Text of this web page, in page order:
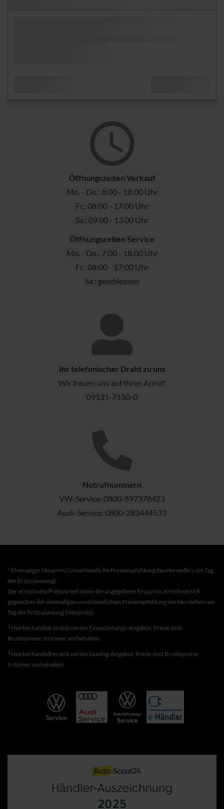
Öffnungszeiten Verkauf
Mo. - Do.: 8:00 - 18:00 Uhr
Fr.: 08:00 - 17:00 Uhr
Sa.: 09.00 - 13.00 Uhr
Öffnungszeiten Service
Mo. - Do.: 7:00 - 18:00 Uhr
Fr.: 08:00 - 17:00 Uhr
Sa.: geschlossen
Ihr telefonischer Draht zu uns
Wir freuen uns auf Ihren Anruf!
09131-7150-0
Notrufnummern
VW-Service: 0800-897378423
Audi-Service: 0800-283444533
1 Ehemaliger Neupreis (Unverbindliche Preisempfehlung des Herstellers am Tag
der Erstzulassung).
Der errechnete Preisvorteil sowie die angegebene Ersparnis errechnet sich
gegenüber der ehemaligen unverbindlichen Preisempfehlung des Herstellers am
Tag der Erstzulassung (Neupreis).
2 Hierbei handelt es sich um ein Finanzierungs-Angebot. Preise sind
Bruttopreise. Irrtümer vorbehalten.
3 Hierbei handelt es sich um ein Leasing-Angebot. Preise sind Bruttopreise.
Irrtümer vorbehalten.